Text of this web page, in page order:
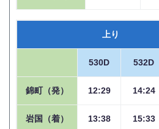
上り
530D 532D
錦町（発） 12:29 14:24
岩国（着） 13:38 15:33